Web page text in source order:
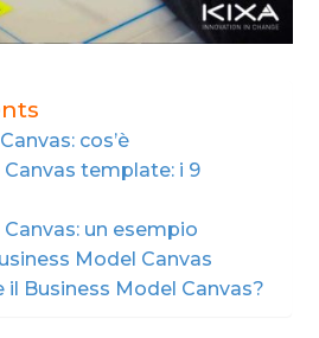
cos’è
template: i 9
un esempio
Model Canvas
il Business Model Canvas?